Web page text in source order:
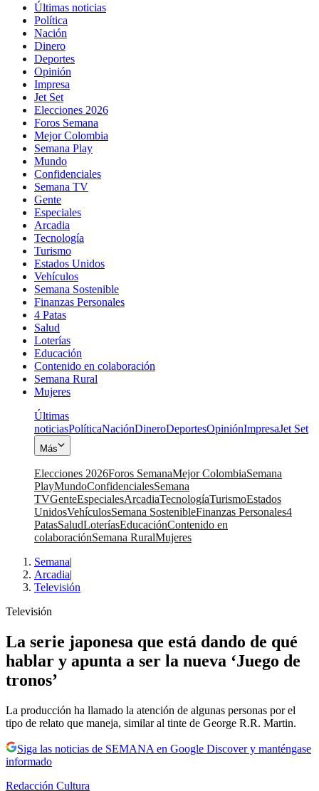
Últimas noticias
Política
Nación
Dinero
Deportes
Opinión
Impresa
Jet Set
Elecciones 2026
Foros Semana
Mejor Colombia
Semana Play
Mundo
Confidenciales
Semana TV
Gente
Especiales
Arcadia
Tecnología
Turismo
Estados Unidos
Vehículos
Semana Sostenible
Finanzas Personales
4 Patas
Salud
Loterías
Educación
Contenido en colaboración
Semana Rural
Mujeres
Últimas
noticiasPolíticaNaciónDineroDeportesOpiniónImpresaJet Set
Más
Elecciones 2026Foros SemanaMejor ColombiaSemana
PlayMundoConfidencialesSemana
TVGenteEspecialesArcadiaTecnologíaTurismoEstados
UnidosVehículosSemana SostenibleFinanzas Personales4
PatasSaludLoteríasEducaciónContenido en
colaboraciónSemana RuralMujeres
Semana|
Arcadia|
Televisión
Televisión
La serie japonesa que está dando de qué
hablar y apunta a ser la nueva ‘Juego de
tronos’
La producción ha llamado la atención de algunas personas por el
tipo de relato que maneja, similar al tinte de George R.R. Martin.
Siga las noticias de SEMANA en Google Discover y manténgase
informado
Redacción Cultura